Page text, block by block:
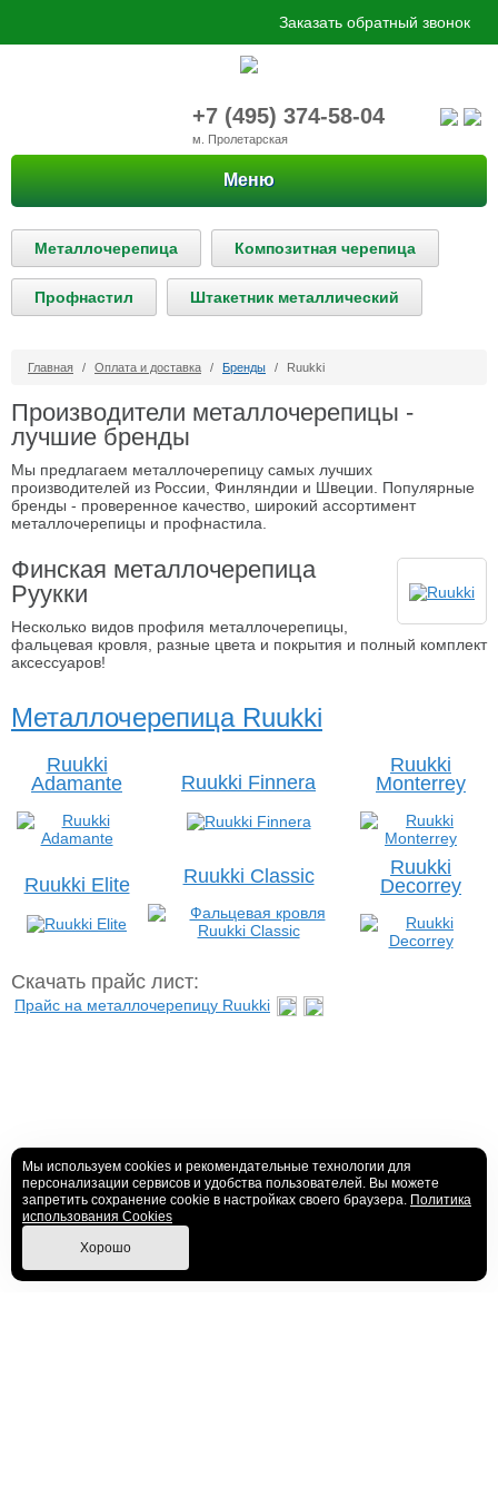
Заказать обратный звонок
+7 (495) 374-58-04
м. Пролетарская
Меню
Металлочерепица Композитная черепица
Профнастил Штакетник металлический
Главная / Оплата и доставка / Бренды / Ruukki
Производители металлочерепицы -
лучшие бренды
Мы предлагаем металлочерепицу самых лучших
производителей из России, Финляндии и Швеции. Популярные
бренды - проверенное качество, широкий ассортимент
металлочерепицы и профнастила.
Финская металлочерепица
Руукки
Несколько видов профиля металлочерепицы,
фальцевая кровля, разные цвета и покрытия и полный комплект
аксессуаров!
Металлочерепица Ruukki
Ruukki
Adamante
Ruukki Finnera
Ruukki
Monterrey
Ruukki Elite Ruukki Classic
Ruukki
Decorrey
Скачать прайс лист:
Прайс на металлочерепицу Ruukki
Мы используем cookies и рекомендательные технологии для
персонализации сервисов и удобства пользователей. Вы можете
запретить сохранение cookie в настройках своего браузера. Политика
использования Cookies
Хорошо